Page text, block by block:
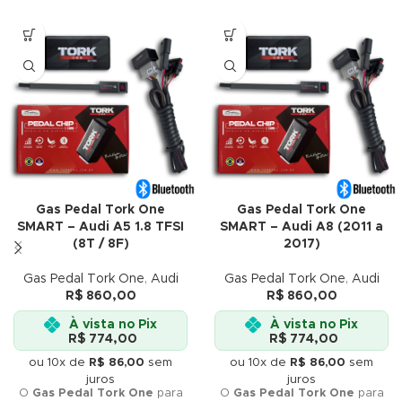
Gas Pedal Tork One
SMART – Audi A5 1.8 TFSI
(8T / 8F)
Gas Pedal Tork One, Audi
R$860,00
À vista no Pix
R$774,00
ou 10x de R$ 86,00 sem
juros
O Gas Pedal Tork One para
Gas Pedal Tork One
SMART – Audi A8 (2011 a
2017)
Gas Pedal Tork One, Audi
R$860,00
À vista no Pix
R$774,00
ou 10x de R$ 86,00 sem
juros
O Gas Pedal Tork One para